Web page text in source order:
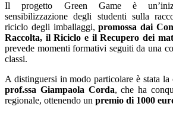
Il progetto Green Game è
sensibilizzazione degli studenti sulla
riciclo degli imballaggi,promossa dai
Raccolta, il Riciclo e il Recupero dei
prevede momenti formativi seguiti da una
classi.
A distinguersi in modo particolare è stata la
prof.ssa Giampaola Corda, che ha
regionale, ottenendo un premio di 1000